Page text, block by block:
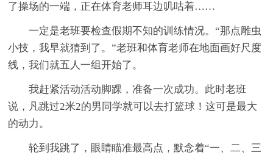
了操场的一端，正在体育老师耳边叽咕着……
一定是老班要检查假期不知的训练情况。“那点雕虫
小技，我早就猜到了。”老班和体育老师在地面画好尺度
线，我们就五人一组开始了。
我赶紧活动活动脚踝，准备一次成功。此时老班
说，凡跳过2米2的男同学就可以去打篮球！这可是最大
的动力。
轮到我跳了，眼睛瞄准最高点，默念着“一、二、三